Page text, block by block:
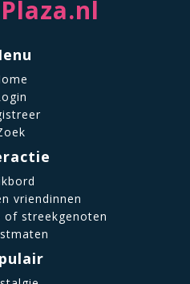
vriendinnen
streekgenoten